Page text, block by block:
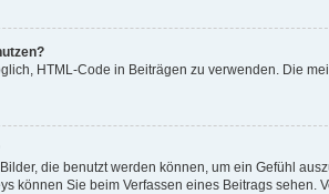
HTML-Code in Beiträgen zu verwenden. Die
die benutzt werden können, um ein Gefühl
können Sie beim Verfassen eines Beitrags